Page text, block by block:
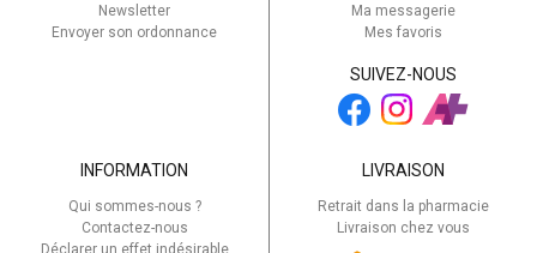
Newsletter
Envoyer son ordonnance
Ma messagerie
Mes favoris
SUIVEZ-NOUS
INFORMATION
Qui sommes-nous ?
Contactez-nous
Déclarer un effet indésirable
LIVRAISON
Retrait dans la pharmacie
Livraison chez vous